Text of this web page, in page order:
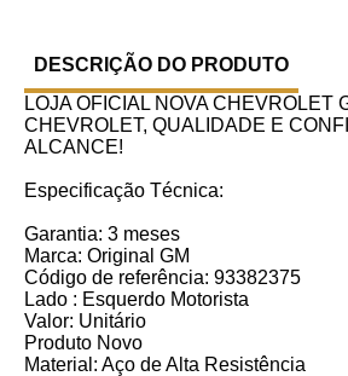
DESCRIÇÃO DO PRODUTO
LOJA OFICIAL NOVA CHEVROLET
CHEVROLET, QUALIDADE E
ALCANCE!
Especificação Técnica:
Garantia: 3 meses
Marca: Original GM
Código de referência: 93382375
Lado : Esquerdo Motorista
Valor: Unitário
Produto Novo
Material: Aço de Alta Resistência